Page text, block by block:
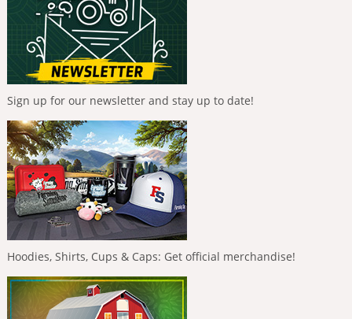
Sign up for our newsletter and stay up to date!
Hoodies, Shirts, Cups & Caps: Get official merchandise!